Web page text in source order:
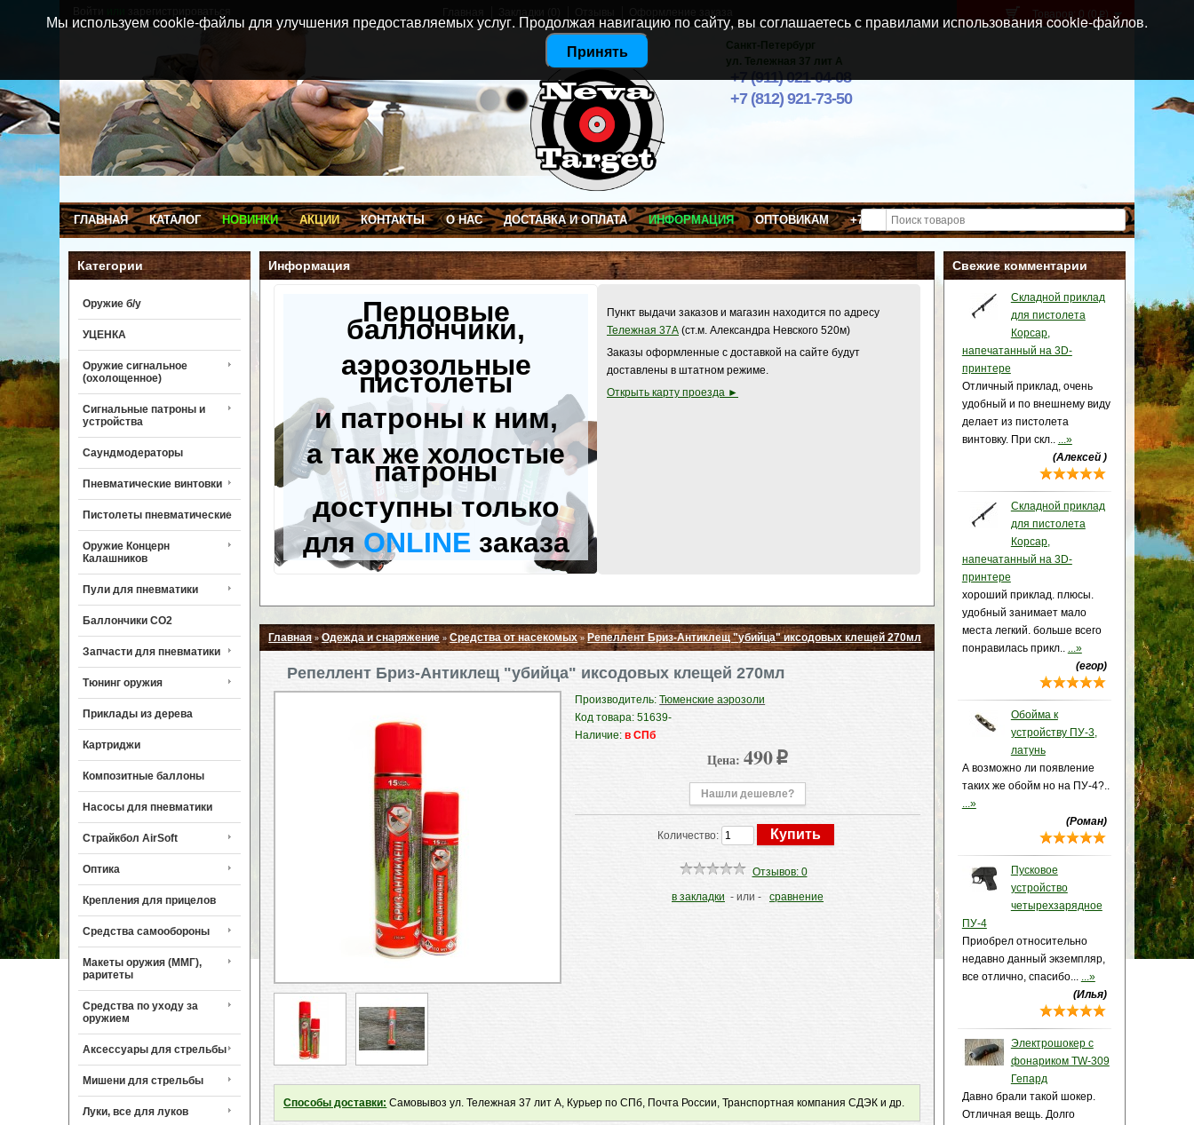
Санкт-Петербург
ул. Тележная 37 лит А
+7 (911) 021-04-08
+7 (812) 921-73-50
Товаров: 0 (0 p )
ГЛАВНАЯ КАТАЛОГ НОВИНКИ АКЦИИ КОНТАКТЫ О НАС ДОСТАВКА И ОПЛАТА ИНФОРМАЦИЯ ОПТОВИКАМ +7 (911) 021-04-08
Категории
Оружие б/у
УЦЕНКА
Оружие сигнальное
(охолощенное)
Сигнальные патроны и
устройства
Саундмодераторы
Пневматические винтовки
Пистолеты пневматические
Оружие Концерн
Калашников
Пули для пневматики
Баллончики CO2
Запчасти для пневматики
Тюнинг оружия
Приклады из дерева
Картриджи
Композитные баллоны
Насосы для пневматики
Страйкбол AirSoft
Оптика
Крепления для прицелов
Средства самообороны
Макеты оружия (ММГ),
раритеты
Средства по уходу за
оружием
Аксессуары для стрельбы
Мишени для стрельбы
Луки, все для луков
Свежие комментарии
Складной приклад
для пистолета
Корсар,
напечатанный на 3D-
принтере
Отличный приклад, очень
удобный и по внешнему виду
делает из пистолета
винтовку. При скл.. ...»
(Алексей )
Складной приклад
для пистолета
Корсар,
напечатанный на 3D-
принтере
хороший приклад. плюсы.
удобный занимает мало
места легкий. больше всего
понравилась прикл.. ...»
(егор)
Обойма к
устройству ПУ-3,
латунь
А возможно ли появление
таких же обойм но на ПУ-4?..
...»
(Роман)
Пусковое
устройство
четырехзарядное
ПУ-4
Приобрел относительно
недавно данный экземпляр,
все отлично, спасибо... ...»
(Илья)
Электрошокер с
фонариком TW-309
Гепард
Давно брали такой шокер.
Отличная вещь. Долго
Информация
Перцовые
баллончики,
аэрозольные
пистолеты
и патроны к ним,
а так же холостые
патроны
доступны только
дляONLINE заказа
Пункт выдачи заказов и магазин находится по адресу
Тележная 37А (ст.м. Александра Невского 520м)
Заказы оформленные с доставкой на сайте будут
доставлены в штатном режиме.
Открыть карту проезда ►
Главная»Одежда и снаряжение »Средства от насекомых»Репеллент Бриз-Антиклещ "убийца" иксодовых клещей 270мл
Репеллент Бриз-Антиклещ "убийца" иксодовых клещей 270мл
Производитель: Тюменские аэрозоли
Код товара: 51639-
Наличие:в СПб
Цена: 490 p
Нашли дешевле?
Количество:
Отзывов: 0
в закладки - или - сравнение
Способы доставки: Самовывоз ул. Тележная 37 лит А, Курьер по СПб, Почта России, Транспортная компания СДЭК и др.
Мы используем cookie-файлы для улучшения предоставляемых услуг. Продолжая навигацию по сайту, вы соглашаетесь с правилами использования cookie-файлов.
Принять